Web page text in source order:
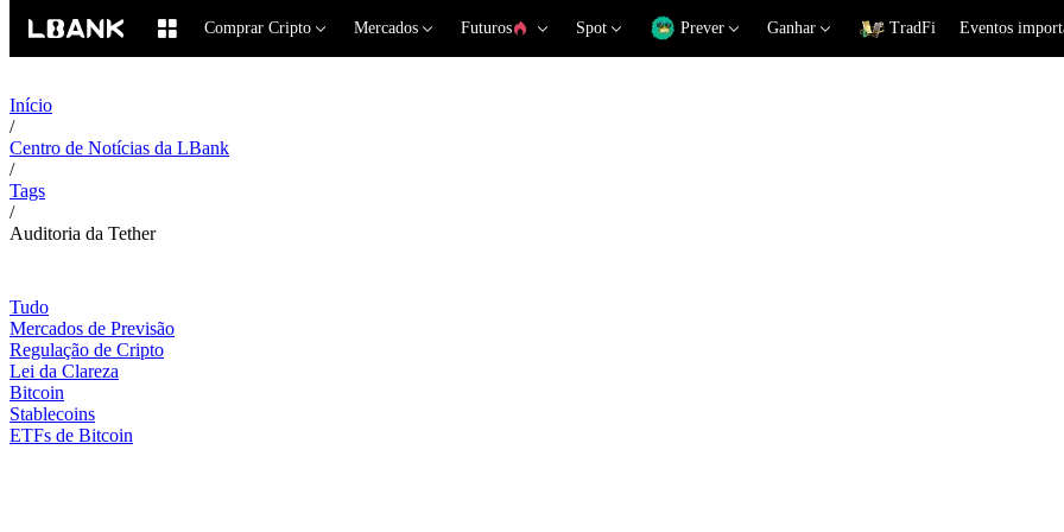
Comprar Cripto Mercados Futuros Spot Prever Ganhar TradFi Eventos
Início
/
Centro de Notícias da LBank
/
Tags
/
Auditoria da Tether
Tudo
Mercados de Previsão
Regulação de Cripto
Lei da Clareza
Bitcoin
Stablecoins
ETFs de Bitcoin